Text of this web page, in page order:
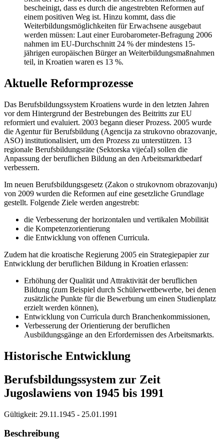
bescheinigt, dass es durch die angestrebten Reformen auf
einem positiven Weg ist. Hinzu kommt, dass die
Weiterbildungsmöglichkeiten für Erwachsene ausgebaut
werden müssen: Laut einer Eurobarometer-Befragung 2006
nahmen im EU-Durchschnitt 24 % der mindestens 15-
jährigen europäischen Bürger an Weiterbildungsmaßnahmen
teil, in Kroatien waren es 13 %.
Aktuelle Reformprozesse
Das Berufsbildungssystem Kroatiens wurde in den letzten Jahren
vor dem Hintergrund der Bestrebungen des Beitritts zur EU
reformiert und evaluiert. 2003 begann dieser Prozess. 2005 wurde
die Agentur für Berufsbildung (Agencija za strukovno obrazovanje,
ASO) institutionalisiert, um den Prozess zu unterstützen. 13
regionale Berufsbildungsräte (Sektorska vijećaI) sollen die
Anpassung der beruflichen Bildung an den Arbeitsmarktbedarf
verbessern.
Im neuen Berufsbildungsgesetz (Zakon o strukovnom obrazovanju)
von 2009 wurden die Reformen auf eine gesetzliche Grundlage
gestellt. Folgende Ziele werden angestrebt:
die Verbesserung der horizontalen und vertikalen Mobilität
die Kompetenzorientierung
die Entwicklung von offenen Curricula.
Zudem hat die kroatische Regierung 2005 ein Strategiepapier zur
Entwicklung der beruflichen Bildung in Kroatien erlassen:
Erhöhung der Qualität und Attraktivität der beruflichen
Bildung (zum Beispiel durch Schülerwettbewerbe, bei denen
zusätzliche Punkte für die Bewerbung um einen Studienplatz
erzielt werden können),
Entwicklung von Curricula durch Branchenkommissionen,
Verbesserung der Orientierung der beruflichen
Ausbildungsgänge an den Erfordernissen des Arbeitsmarkts.
Historische Entwicklung
Berufsbildungssystem zur Zeit
Jugoslawiens von 1945 bis 1991
Gültigkeit: 29.11.1945 - 25.01.1991
Beschreibung